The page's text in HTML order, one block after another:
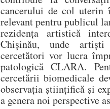
cancerului de col uterin
relevant pentru publicul
rezidența artistică
Chișinău, unde
cercetători vor lucra
patologică CLARA.
cercetării biomedicale
observația științifică și
a genera noi perspective